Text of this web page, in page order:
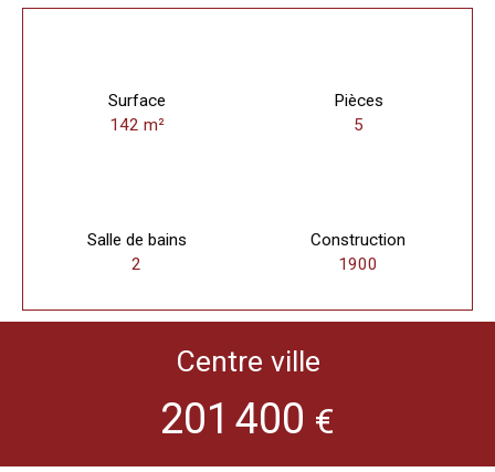
Surface
142 m²
Pièces
5
Salle de bains
2
Construction
1900
Centre ville
201 400 €